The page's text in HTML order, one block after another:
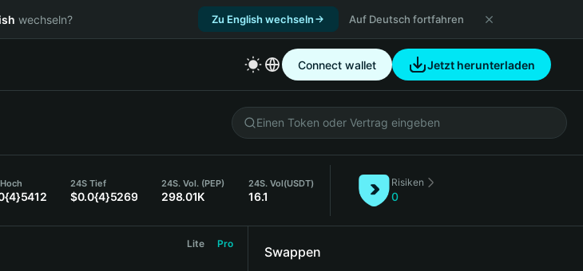
wechseln? Zu English wechseln Auf Deutsch fortfahren
Connect wallet Jetzt herunterladen
24S Tief
$0.0{4}5269
24S. Vol. (PEP)
298.01K
24S. Vol(USDT)
16.1
Risiken
0
Lite Pro
Swappen